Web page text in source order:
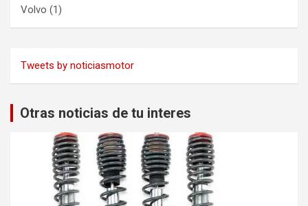
Volvo (1)
Tweets by noticiasmotor
Otras noticias de tu interes